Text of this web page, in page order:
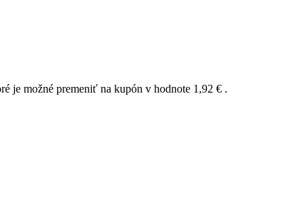
je možné premeniť na kupón v hodnote 1,92 € .